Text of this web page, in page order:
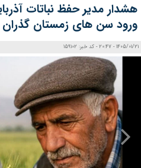
هشدار مدیر حفظ نباتات
ورود سن‌ های زمستان‌ گذران
1405/01/21 - 20:47 - کد خبر: 159102